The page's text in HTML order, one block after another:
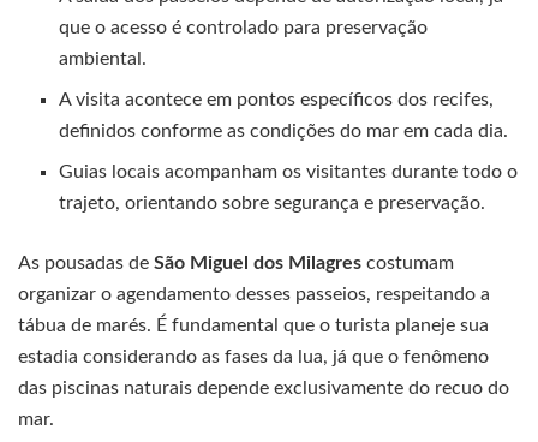
que o acesso é controlado para preservação
ambiental.
A visita acontece em pontos específicos dos recifes,
definidos conforme as condições do mar em cada dia.
Guias locais acompanham os visitantes durante todo o
trajeto, orientando sobre segurança e preservação.
As pousadas de São Miguel dos Milagres costumam
organizar o agendamento desses passeios, respeitando a
tábua de marés. É fundamental que o turista planeje sua
estadia considerando as fases da lua, já que o fenômeno
das piscinas naturais depende exclusivamente do recuo do
mar.